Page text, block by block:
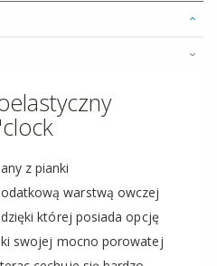
z pianki
warstwą owczej
której posiada opcję
swojej mocno porowatej